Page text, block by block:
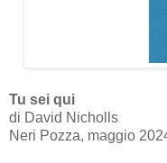
Tu sei qui
di David Nicholls
Neri Pozza, maggio